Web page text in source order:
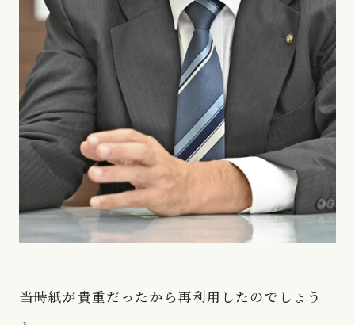
――当時紙が貴重だったから再利用したのでしょう